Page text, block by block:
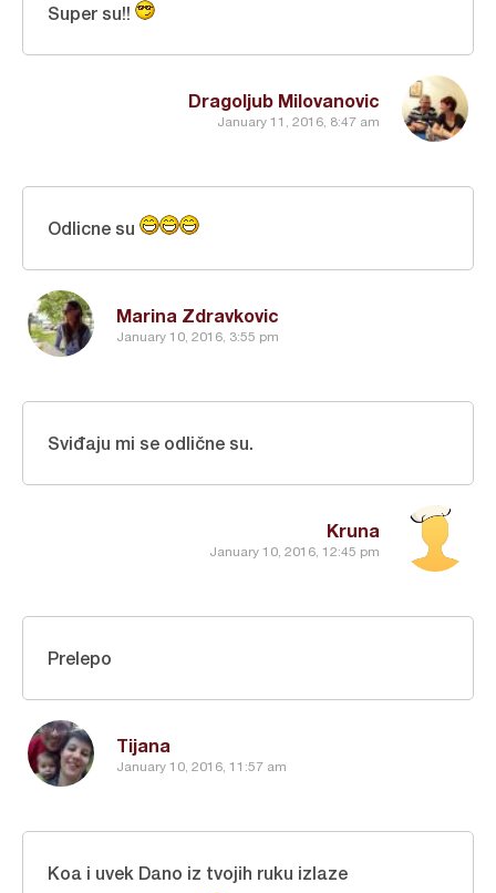
Dragoljub Milovanovic
January 11, 2016, 8:47 am
Super su!!
Marina Zdravkovic
January 10, 2016, 3:55 pm
Odlicne su
Kruna
January 10, 2016, 12:45 pm
Sviđaju mi se odlične su.
Tijana
January 10, 2016, 11:57 am
Prelepo
Koa i uvek Dano iz tvojih ruku izlaze